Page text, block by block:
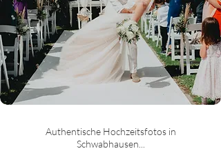
Authentische Hochzeitsfotos in
Schwabhausen...